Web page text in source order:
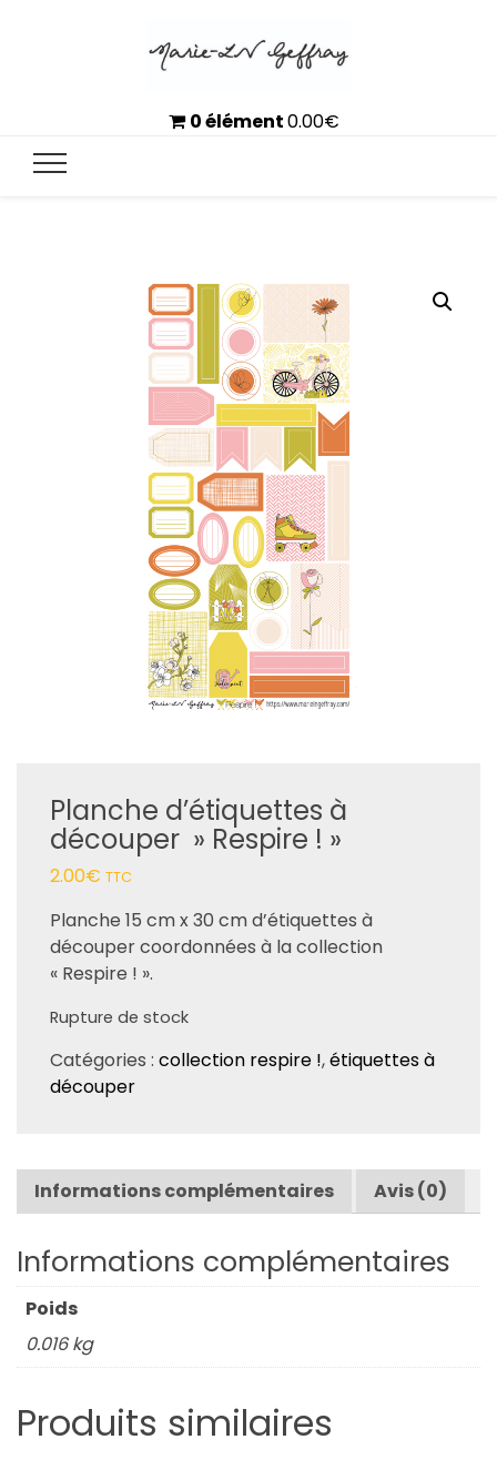
0 élément0.00€
Planche d’étiquettes à
découper » Respire ! »
2.00€ TTC
Planche 15 cm x 30 cm d’étiquettes à
découper coordonnées à la collection
« Respire ! ».
Rupture de stock
Catégories : collection respire !,étiquettes à
découper
Informations complémentaires Avis (0)
Informations complémentaires
Poids
0.016 kg
Produits similaires